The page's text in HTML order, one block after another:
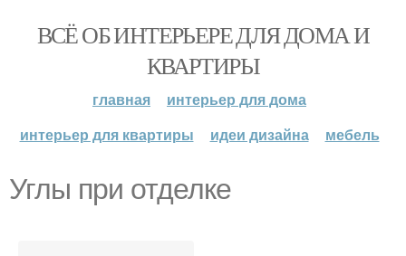
ВСЁ ОБ ИНТЕРЬЕРЕ ДЛЯ ДОМА И
КВАРТИРЫ
главная
интерьер для дома
интерьер для квартиры
идеи дизайна мебель
Углы при отделке